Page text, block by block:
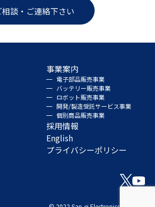
談・ご連絡下さい
事業案内
電子部品販売事業
バッテリー販売事業
ロボット販売事業
開発/製造受託サービス事業
個別商品販売事業
採用情報
English
プライバシーポリシー